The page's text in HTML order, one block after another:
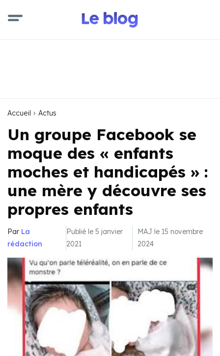
Accueil Actus
Un groupe Facebook se
moque des « enfants
moches et handicapés » :
une mère y découvre ses
propres enfants
Par La
rédaction
Publié le 5 janvier
2021
MAJ le 15 novembre
2024